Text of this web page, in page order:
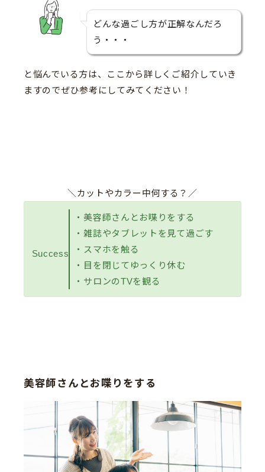
どんな過ごし方が正解なんだろ
う・・・
と悩んでいる方は、ここから詳しくご紹介していき
ますのでぜひ参考にしてみてください！
＼カットやカラー中何する？／
Success
・美容師さんとお喋りをする
・雑誌やタブレットを見て過ごす
・スマホを触る
・目を閉じてゆっくり休む
・サロンのTVを観る
美容師さんとお喋りをする